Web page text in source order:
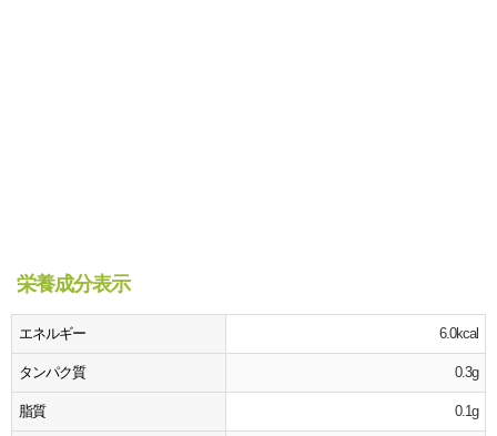
栄養成分表示
エネルギー 6.0kcal
タンパク質 0.3g
脂質 0.1g